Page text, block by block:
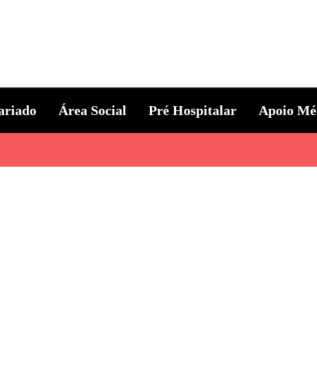
Área Social Pré Hospitalar Apoio